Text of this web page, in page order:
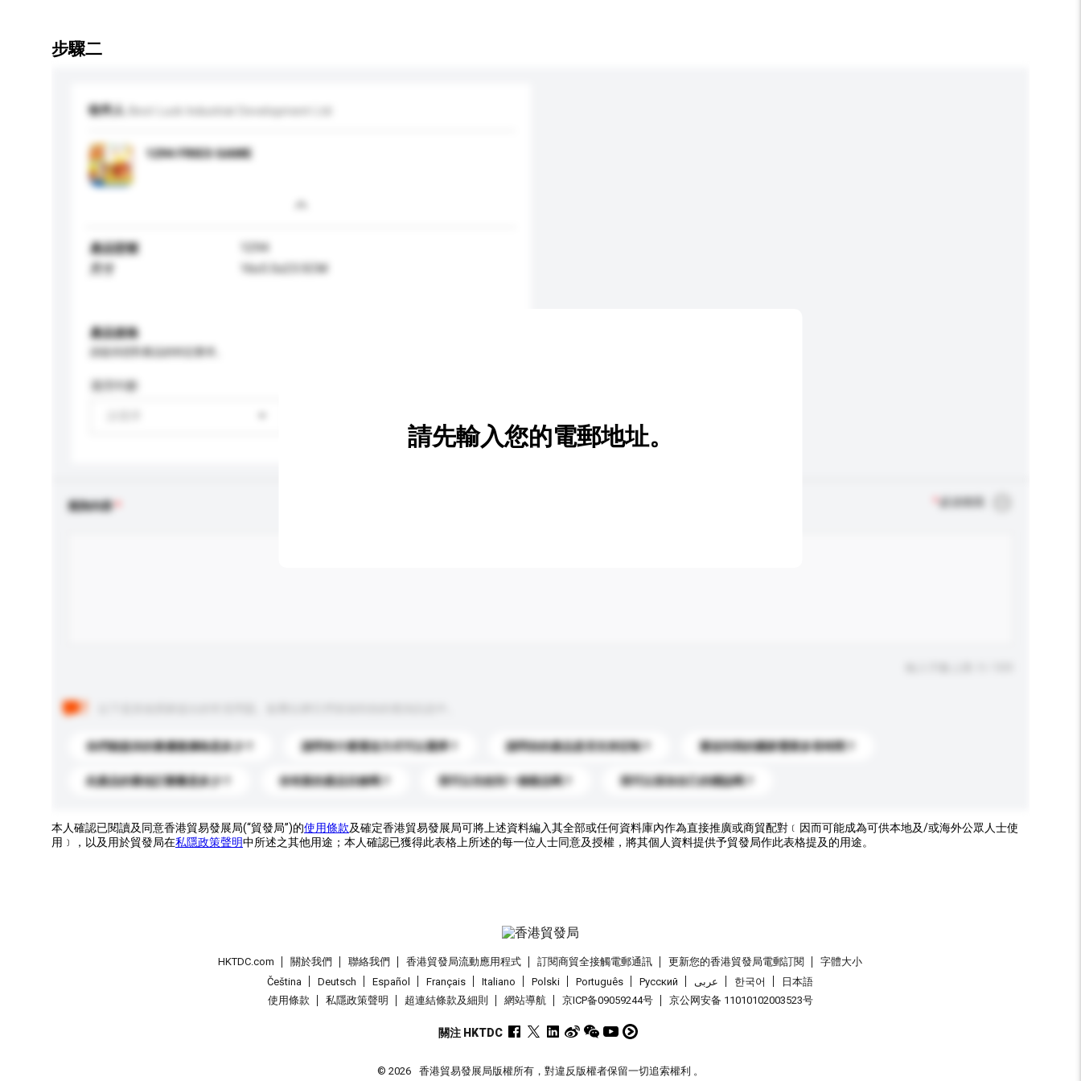
步驟二
收件人 Best Luck Industrial Development Ltd
1294 FRIES GAME
產品型號
1294
16x5.5x23.5CM
產品規格
適用年齡
查詢內容
你們能提供的最優惠價格是多少？ 請問有什麼運送方式可以選擇？ 請問你的產品是否支持定制？ 運送到我的國家需要多長時間？
此產品的最低訂購量是多少？ 你有新的產品目錄嗎？ 我可以先收到一個樣品嗎？ 我可以添加自己的標誌嗎？
請先輸入您的電郵地址。
本人確認已閱讀及同意香港貿易發展局(“貿發局”)的使用條款及確定香港貿易發展局可將上述資料編入其全部或任何資料庫內作為直接推廣或商貿配對﹝因而可能成為可供本地及/或海外公眾人士使
用﹞，以及用於貿發局在私隱政策聲明中所述之其他用途；本人確認已獲得此表格上所述的每一位人士同意及授權，將其個人資料提供予貿發局作此表格提及的用途。
HKTDC.com 關於我們 聯絡我們 香港貿發局流動應用程式 訂閱商貿全接觸電郵通訊 更新您的香港貿發局電郵訂閱
字體大小
Čeština
Deutsch Español Français Italiano Polski Português Pусский عربى 한국어
日本語
使用條款
私隱政策聲明 超連結條款及細則 網站導航 京ICP备09059244号 京公网安备 11010102003523号
關注 HKTDC
© 2026 香港貿易發展局版權所有，對違反版權者保留一切追索權利 。